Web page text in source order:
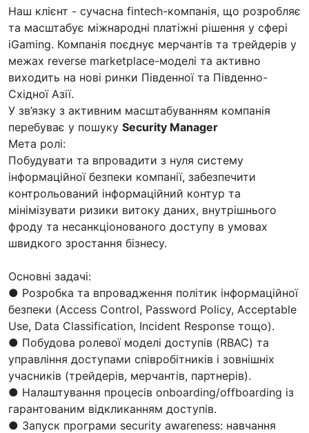
Наш клієнт - сучасна fintech-компанія, що розробляє
та масштабує міжнародні платіжні рішення у сфері
iGaming. Компанія поєднує мерчантів та трейдерів у
межах reverse marketplace-моделі та активно
виходить на нові ринки Південної та Південно-
Східної Азії.
У зв’язку з активним масштабуванням компанія
перебуває у пошуку Security Manager
Мета ролі:
Побудувати та впровадити з нуля систему
інформаційної безпеки компанії, забезпечити
контрольований інформаційний контур та
мінімізувати ризики витоку даних, внутрішнього
фроду та несанкціонованого доступу в умовах
швидкого зростання бізнесу.
Основні задачі:
● Розробка та впровадження політик інформаційної
безпеки (Access Control, Password Policy, Acceptable
Use, Data Classification, Incident Response тощо).
● Побудова ролевої моделі доступів (RBAC) та
управління доступами співробітників і зовнішніх
учасників (трейдерів, мерчантів, партнерів).
● Налаштування процесів onboarding/offboarding із
гарантованим відкликанням доступів.
● Запуск програми security awareness: навчання